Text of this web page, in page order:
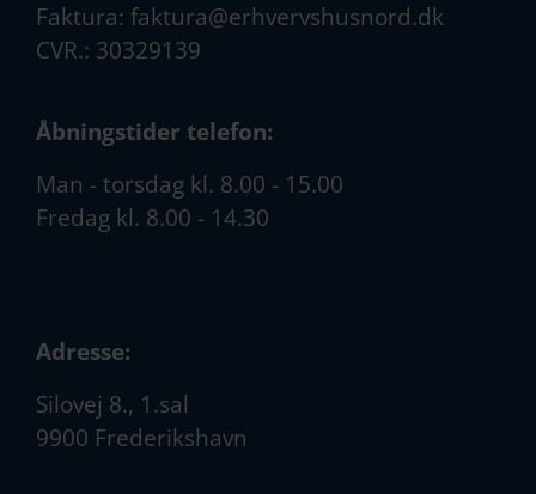
Faktura: faktura@erhvervshusnord.dk
CVR.: 30329139
Åbningstider telefon:
Man - torsdag kl. 8.00 - 15.00
Fredag kl. 8.00 - 14.30
Adresse:
Silovej 8., 1.sal
9900 Frederikshavn